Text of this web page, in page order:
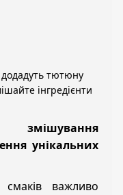
тютюну
інгредієнти
унікальних
важливо